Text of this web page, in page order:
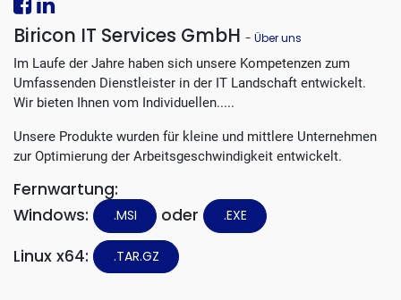
Biricon IT Services GmbH - Über uns
Im Laufe der Jahre haben sich unsere Kompetenzen zum
Umfassenden Dienstleister in der IT Landschaft entwickelt.
Wir bieten Ihnen vom Individuellen.....
Unsere Produkte wurden für kleine und mittlere Unternehmen
zur Optimierung der Arbeitsgeschwindigkeit entwickelt.
Fernwartung:
Windows:
.MSI oder .EXE
Linux x64: .TAR.GZ